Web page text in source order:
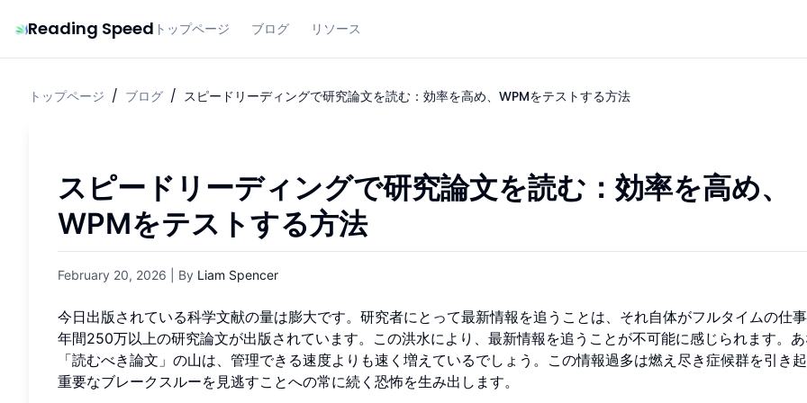
Reading Speed トップページ ブログ リソース
トップページ / ブログ / スピードリーディングで研究論文を読む：効率を高め、WPMをテストする方法
スピードリーディングで研究論文を読む：効率を高め、
WPMをテストする方法
February 20, 2026 | By Liam Spencer
今日出版されている科学文献の量は膨大です。研究者にとって最新情報を追うことは、それ自体がフルタイムの仕
年間250万以上の研究論文が出版されています。この洪水により、最新情報を追うことが不可能に感じられます。
「読むべき論文」の山は、管理できる速度よりも速く増えているでしょう。この情報過多は燃え尽き症候群を引き
重要なブレークスルーを見逃すことへの常に続く恐怖を生み出します。